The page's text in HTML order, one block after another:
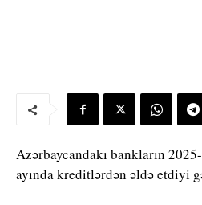
Azərbaycandakı bankların
ayında kreditlərdən əldə etdiyi